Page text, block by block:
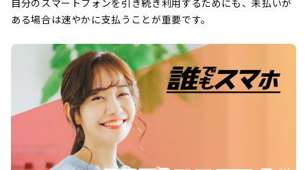
自分のスマートフォンを引き続き利用するためにも、未払いが
ある場合は速やかに支払うことが重要です。